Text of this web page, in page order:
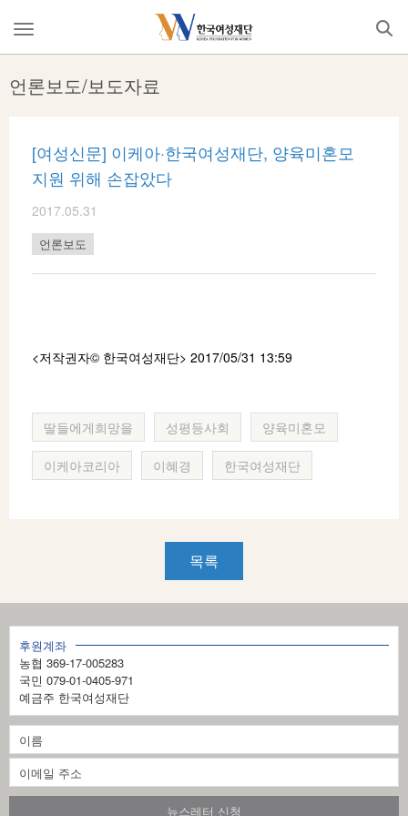
메
뉴
기
언론보도/보도자료
[여성신문] 이케아·한국여성재단, 양육미혼모
지원 위해 손잡았다
2017.05.31
언론보도
<저작권자© 한국여성재단> 2017/05/31 13:59
딸들에게희망을 성평등사회 양육미혼모
이케아코리아 이혜경 한국여성재단
목록
후원계좌
농협 369-17-005283
국민 079-01-0405-971
예금주 한국여성재단